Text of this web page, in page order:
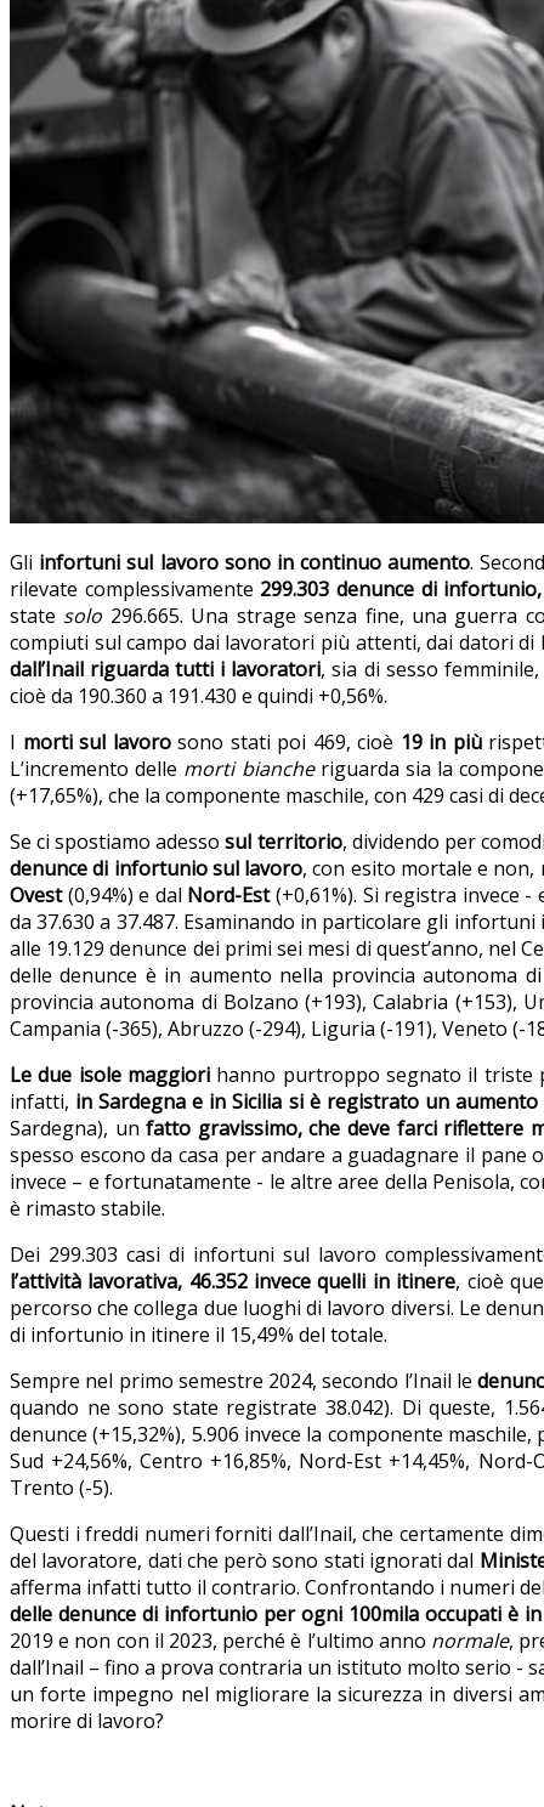
Gli infortuni sul lavoro sono in continuo aumento.
rilevate complessivamente 299.303 denunce di
state solo 296.665. Una strage senza fine, una
compiuti sul campo dai lavoratori più attenti, dai datori
dall’Inail riguarda tutti i lavoratori, sia di sesso
cioè da 190.360 a 191.430 e quindi +0,56%.
I morti sul lavorosono stati poi 469, cioè 19 in più
L’incremento delle morti biancheriguarda sia la
(+17,65%), che la componente maschile, con 429 casi di
Se ci spostiamo adessosul territorio, dividendo per
denunce di infortunio sul lavoro, con esito mortale e
Ovest(0,94%) e dal Nord-Est(+0,61%). Si registra invece
da 37.630 a 37.487. Esaminando in particolare gli
alle 19.129 denunce dei primi sei mesi di quest’anno, nel
delle denunce è in aumento nella provincia autonoma
provincia autonoma di Bolzano (+193), Calabria (+153),
Campania (-365), Abruzzo (-294), Liguria (-191), Veneto (-
Le due isole maggiori hanno purtroppo segnato il
infatti, in Sardegna e in Sicilia si è registrato un
Sardegna), unfatto gravissimo, che deve farci riflettere
spesso escono da casa per andare a guadagnare il
invece – e fortunatamente - le altre aree della Penisola,
è rimasto stabile.
Dei 299.303 casi di infortuni sul lavoro
l’attività lavorativa, 46.352 invece quelli in itinere, cioè
percorso che collega due luoghi di lavoro diversi. Le
di infortunio in itinere il 15,49% del totale.
Sempre nel primo semestre 2024, secondo l’Inail le
quando ne sono state registrate 38.042). Di queste,
denunce (+15,32%), 5.906 invece la componente
Sud +24,56%, Centro +16,85%, Nord-Est +14,45%,
Trento (-5).
Questi i freddi numeri forniti dall’Inail, che certamente
del lavoratore, dati che però sono stati ignorati dal
afferma infatti tutto il contrario. Confrontando i numeri
delle denunce di infortunio per ogni 100mila occupati è
2019 e non con il 2023, perché è l’ultimo anno normale,
dall’Inail – fino a prova contraria un istituto molto serio -
un forte impegno nel migliorare la sicurezza in diversi
morire di lavoro?